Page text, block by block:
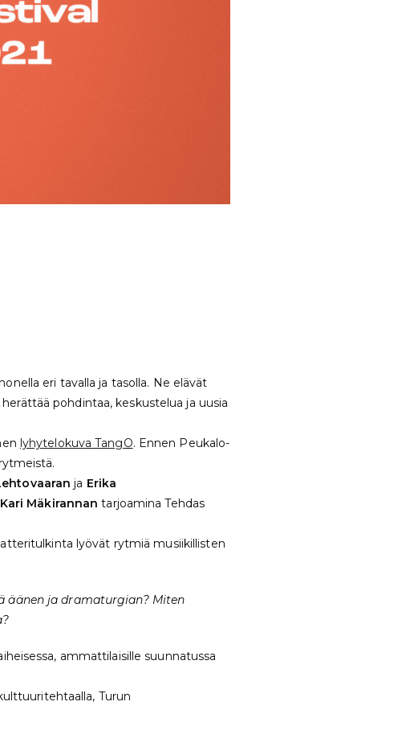
eri tavalla ja tasolla. Ne elävät
pohdintaa, keskustelua ja uusia
lyhytelokuva TangO. Ennen Peukalo-
ja Erika
Kari Mäkirannan tarjoamina Tehdas
lyövät rytmiä musiikillisten
äänen ja dramaturgian? Miten
ammattilaisille suunnatussa
Turun